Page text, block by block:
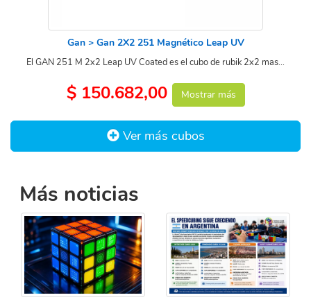
Gan > Gan 2X2 251 Magnético Leap UV
El GAN 251 M 2x2 Leap UV Coated es el cubo de rubik 2x2 mas...
$ 150.682,00 Mostrar más
Ver más cubos
Más noticias